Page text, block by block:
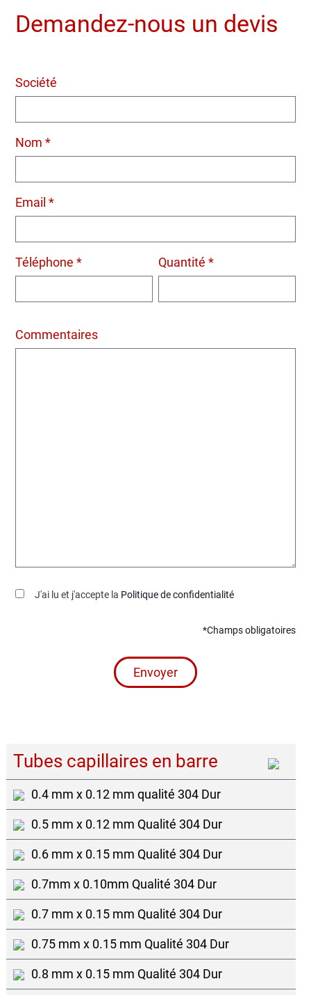
Tubes capillaires en barre
0.4 mm x 0.12 mm qualité 304 Dur
0.5 mm x 0.12 mm Qualité 304 Dur
0.6 mm x 0.15 mm Qualité 304 Dur
0.7mm x 0.10mm Qualité 304 Dur
0.7 mm x 0.15 mm Qualité 304 Dur
0.75 mm x 0.15 mm Qualité 304 Dur
0.8 mm x 0.15 mm Qualité 304 Dur
Demandez-nous un devis
Société
Nom *
Email *
Téléphone * Quantité *
Commentaires
J'ai lu et j'accepte la Politique de confidentialité
*Champs obligatoires
Envoyer